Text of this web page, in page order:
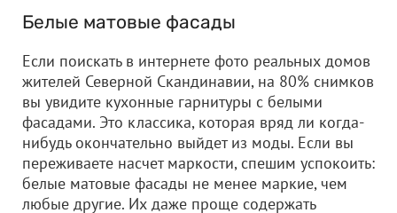
Белые матовые фасады
Если поискать в интернете фото реальных домов
жителей Северной Скандинавии, на 80% снимков
вы увидите кухонные гарнитуры с белыми
фасадами. Это классика, которая вряд ли когда-
нибудь окончательно выйдет из моды. Если вы
переживаете насчет маркости, спешим успокоить:
белые матовые фасады не менее маркие, чем
любые другие. Их даже проще содержать